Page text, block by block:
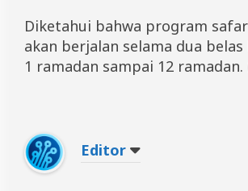
Diketahui bahwa program
akan berjalan selama dua
1 ramadan sampai 12 ramadan.
Editor